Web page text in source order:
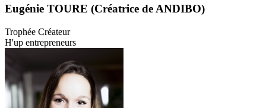
Eugénie TOURE (Créatrice de ANDIBO)
Trophée Créateur
H'up entrepreneurs